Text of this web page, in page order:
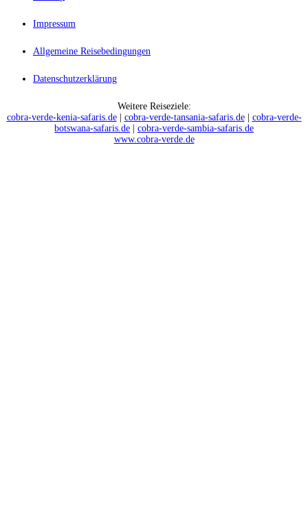
Impressum
Allgemeine Reisebedingungen
Datenschutzerklärung
Weitere Reiseziele:
cobra-verde-kenia-safaris.de| cobra-verde-tansania-safaris.de| cobra-verde-
botswana-safaris.de
cobra-verde-sambia-safaris.de
www.cobra-verde.de